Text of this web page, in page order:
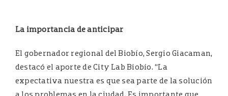
La importancia de anticipar
El gobernador regional del Biobío, Sergio Giacaman,
destacó el aporte de City Lab Biobío. “La
expectativa nuestra es que sea parte de la solución